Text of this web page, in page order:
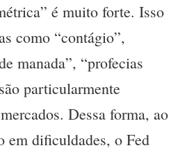
é muito forte. Isso
como “contágio”,
manada”, “profecias
particularmente
Dessa forma, ao
em dificuldades, o Fed